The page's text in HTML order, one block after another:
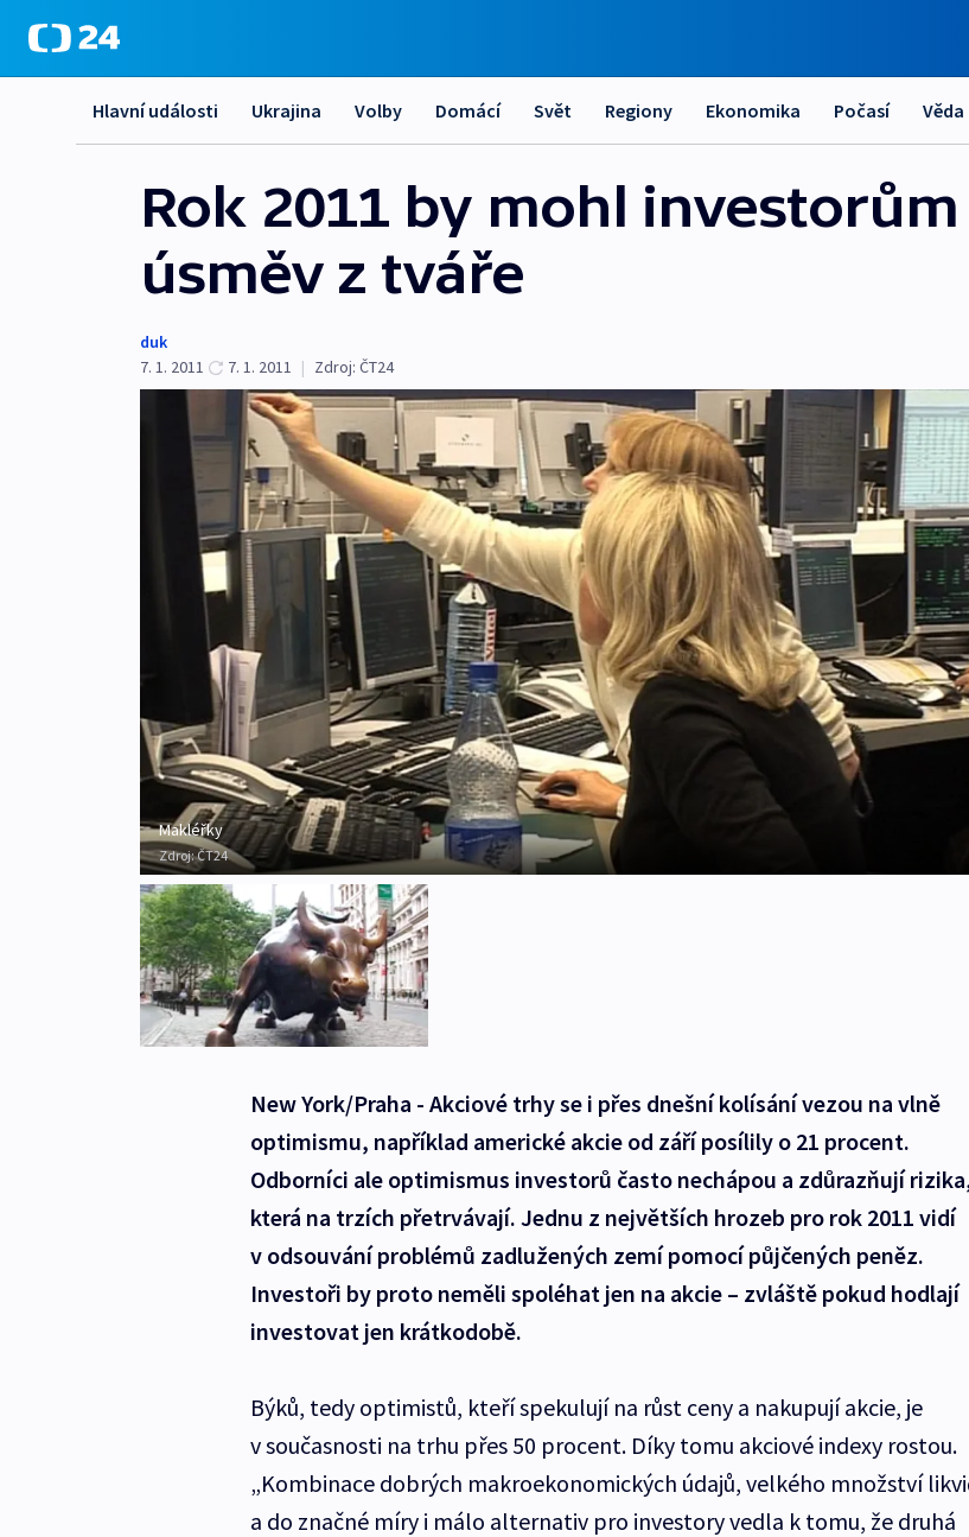
Hlavní události Ukrajina Volby Domácí Svět Regiony Ekonomika Počasí Věda
Rok 2011 by mohl
úsměv z tváře
duk
7. 1. 2011
7. 1. 2011 | Zdroj: ČT24
Makléřky
Zdroj:ČT24
New York/Praha - Akciové trhy se i přes dnešní kolísání vezou na vlně
optimismu, například americké akcie od září posílily o 21 procent.
Odborníci ale optimismus investorů často nechápou a zdůrazňují
která na trzích přetrvávají. Jednu z největších hrozeb pro rok 2011 vidí
v odsouvání problémů zadlužených zemí pomocí půjčených peněz.
Investoři by proto neměli spoléhat jen na akcie – zvláště pokud hodlají
investovat jen krátkodobě.
Býků, tedy optimistů, kteří spekulují na růst ceny a nakupují akcie, je
v současnosti na trhu přes 50 procent. Díky tomu akciové indexy rostou.
„Kombinace dobrých makroekonomických údajů, velkého množství
a do značné míry i málo alternativ pro investory vedla k tomu, že druhá